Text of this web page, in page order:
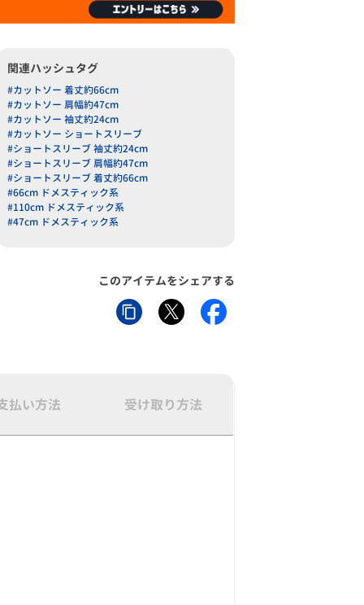
関連ハッシュタグ
#カットソー 着丈約66cm
#カットソー 肩幅約47cm
#カットソー 袖丈約24cm
#カットソー ショートスリーブ
#ショートスリーブ 袖丈約24cm
#ショートスリーブ 肩幅約47cm
#ショートスリーブ 着丈約66cm
#66cm ドメスティック系
#110cm ドメスティック系
#47cm ドメスティック系
このアイテムをシェアする
払い方法 受け取り方法